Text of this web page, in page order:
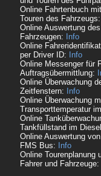
Online Fahrtenbuch
Touren des Fahrzeugs:
Online Auswertung
Fahrzeugen:
Info
Online
per Driver ID:
Info
Online Messenger für
Auftragsübermittlung:
Online Überwachung
Zeitfenstern:
Info
Online Überwachung
Transporttemperatur
Online
Tankfüllstand im
Online Auswertung
FMS Bus:
Info
Online Tourenplanung
Fahrer und Fahrzeuge: